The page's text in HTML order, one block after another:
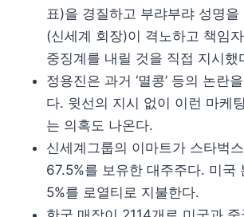
표)을 경질하고 부랴부랴 성명을
(신세계 회장)이 격노하고 책임
중징계를 내릴 것을 직접 지시했
정용진은 과거 ‘멸콩’ 등의 논란
다. 윗선의 지시 없이 이런 마케
는 의혹도 나온다.
신세계그룹의 이마트가 스타벅
67.5%를 보유한 대주주다. 미국
5%를 로열티로 지불한다.